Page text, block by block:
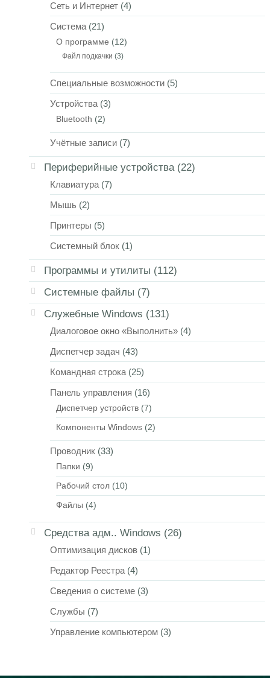
Сеть и Интернет (4)
Система (21)
О программе (12)
Файл подкачки (3)
Специальные возможности (5)
Устройства (3)
Bluetooth (2)
Учётные записи (7)
Периферийные устройства(22)
Клавиатура (7)
Мышь (2)
Принтеры (5)
Системный блок (1)
Программы и утилиты (112)
Системные файлы (7)
Служебные Windows (131)
Диалоговое окно «Выполнить» (4)
Диспетчер задач (43)
Командная строка (25)
Панель управления (16)
Диспетчер устройств (7)
Компоненты Windows (2)
Проводник (33)
Папки (9)
Рабочий стол (10)
Файлы (4)
Средства адм.. Windows (26)
Оптимизация дисков (1)
Редактор Реестра (4)
Сведения о системе (3)
Службы (7)
Управление компьютером (3)